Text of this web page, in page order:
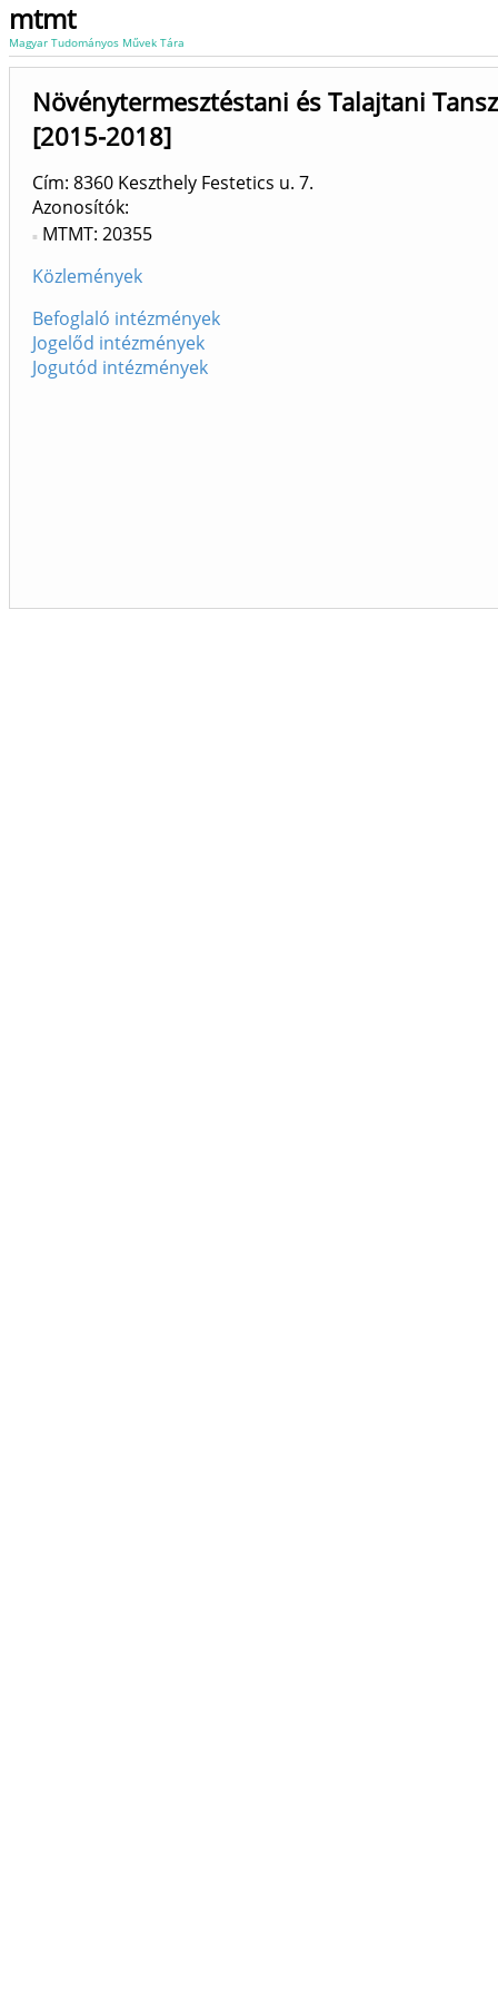
mtmt
Magyar Tudományos Művek Tára
Növénytermesztéstani és Talajtani
[2015-2018]
Cím: 8360 Keszthely Festetics u. 7.
Azonosítók
MTMT: 20355
Közlemények
Befoglaló intézmények
Jogelőd intézmények
Jogutód intézmények